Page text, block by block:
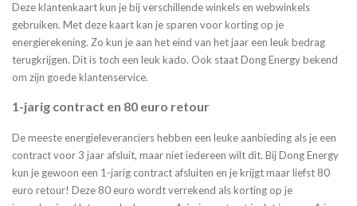
Deze klantenkaart kun je bij verschillende winkels en webwinkels
gebruiken. Met deze kaart kan je sparen voor korting op je
energierekening. Zo kun je aan het eind van het jaar een leuk bedrag
terugkrijgen. Dit is toch een leuk kado. Ook staat Dong Energy bekend
om zijn goede klantenservice.
1-jarig contract en 80 euro retour
De meeste energieleveranciers hebben een leuke aanbieding als je een
contract voor 3 jaar afsluit, maar niet iedereen wilt dit. Bij Dong Energy
kun je gewoon een 1-jarig contract afsluiten en je krijgt maar liefst 80
euro retour! Deze 80 euro wordt verrekend als korting op je